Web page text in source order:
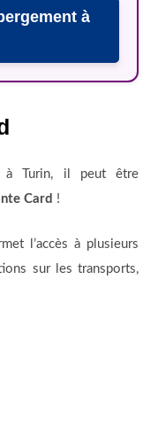
à
à Turin, il peut être
Card !
l’accès à plusieurs
sur les transports,